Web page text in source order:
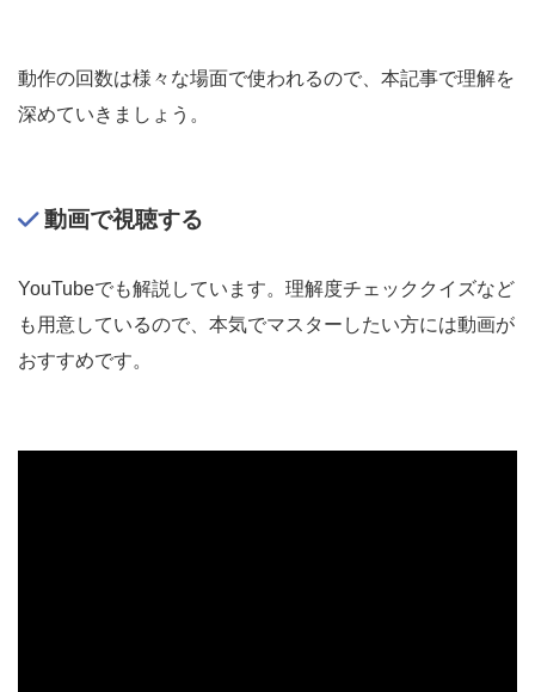
動作の回数は様々な場面で使われるので、本記事で理解を
深めていきましょう。
動画で視聴する
YouTubeでも解説しています。理解度チェッククイズなど
も用意しているので、本気でマスターしたい方には動画が
おすすめです。